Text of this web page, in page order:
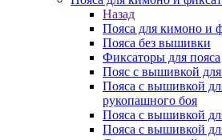
Назад
Пояса для кимоно и
Пояса без вышивки
Фиксаторы для пояса
Пояс с вышивкой
Пояса с вышивкой
рукопашного боя
Пояса с вышивкой
Пояса с вышивкой